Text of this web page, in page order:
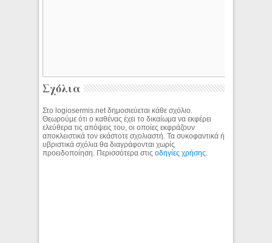
Σχόλια
Στο logiosermis.net δημοσιεύεται κάθε σχόλιο.
Θεωρούμε ότι ο καθένας έχει το δικαίωμα να εκφέρει
ελεύθερα τις απόψεις του, οι οποίες εκφράζουν
αποκλειστικά τον εκάστοτε σχολιαστή. Τα συκοφαντικά ή
υβριστικά σχόλια θα διαγράφονται χωρίς
προειδοποίηση. Περισσότερα στιςοδηγίες χρήσης